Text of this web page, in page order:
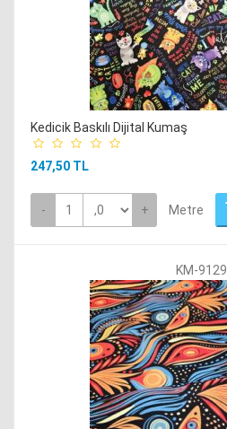
Kedicik Baskılı Dijital Kumaş
247,50 TL
- + Metre
KM-9129